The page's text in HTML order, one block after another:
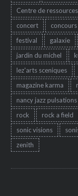
Centre de
concert
concours
festival
galaxie
jardin du michel
lez'arts sceniques
magazine karma
nancy jazz pulsations
rock
rock a field
sonic visions
zenith